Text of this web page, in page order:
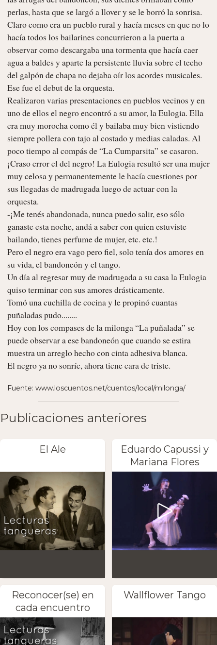
perlas, hasta que se largó a llover y se le borró la sonrisa.
Claro como era un pueblo rural y hacía meses en que no lo
hacía todos los bailarines concurrieron a la puerta a
observar como descargaba una tormenta que hacía caer
agua a baldes y aparte la persistente lluvia sobre el techo
del galpón de chapa no dejaba oír los acordes musicales.
Ese fue el debut de la orquesta.
Realizaron varias presentaciones en pueblos vecinos y en
uno de ellos el negro encontró a su amor, la Eulogia. Ella
era muy morocha como él y bailaba muy bien vistiendo
siempre pollera con tajo al costado y medias caladas. Al
poco tiempo al compás de “La Cumparsita” se casaron.
¡Craso error el del negro! La Eulogia resultó ser una mujer
muy celosa y permanentemente le hacía cuestiones por
sus llegadas de madrugada luego de actuar con la
orquesta.
-¡Me tenés abandonada, nunca puedo salir, eso sólo
ganaste esta noche, andá a saber con quien estuviste
bailando, tienes perfume de mujer, etc. etc.!
Pero el negro era vago pero fiel, solo tenía dos amores en
su vida, el bandoneón y el tango.
Un día al regresar muy de madrugada a su casa la Eulogia
quiso terminar con sus amores drásticamente.
Tomó una cuchilla de cocina y le propinó cuantas
puñaladas pudo........
Hoy con los compases de la milonga “La puñalada” se
puede observar a ese bandoneón que cuando se estira
muestra un arreglo hecho con cinta adhesiva blanca.
El negro ya no sonríe, ahora tiene cara de triste.
Fuente: www.loscuentos.net/cuentos/local/milonga/
Publicaciones anteriores
El Ale
Eduardo Capussi y
Mariana Flores
Reconocer(se) en
cada encuentro
Wallflower Tango